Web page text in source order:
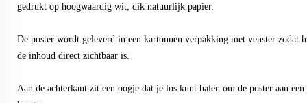
gedrukt op hoogwaardig wit, dik natuurlijk papier.
De poster wordt geleverd in een kartonnen verpakking met venster
de inhoud direct zichtbaar is.
Aan de achterkant zit een oogje dat je los kunt halen om de poster aan